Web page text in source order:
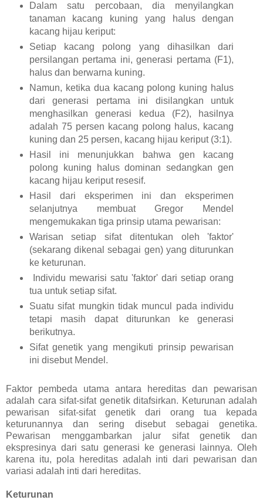
Dalam satu percobaan, dia menyilangkan
tanaman kacang kuning yang halus dengan
kacang hijau keriput:
Setiap kacang polong yang dihasilkan dari
persilangan pertama ini, generasi pertama (F1),
halus dan berwarna kuning.
Namun, ketika dua kacang polong kuning halus
dari generasi pertama ini disilangkan untuk
menghasilkan generasi kedua (F2), hasilnya
adalah 75 persen kacang polong halus, kacang
kuning dan 25 persen, kacang hijau keriput (3:1).
Hasil ini menunjukkan bahwa gen kacang
polong kuning halus dominan sedangkan gen
kacang hijau keriput resesif.
Hasil dari eksperimen ini dan eksperimen
selanjutnya membuat Gregor Mendel
mengemukakan tiga prinsip utama pewarisan:
Warisan setiap sifat ditentukan oleh 'faktor'
(sekarang dikenal sebagai gen) yang diturunkan
ke keturunan.
Individu mewarisi satu 'faktor' dari setiap orang
tua untuk setiap sifat.
Suatu sifat mungkin tidak muncul pada individu
tetapi masih dapat diturunkan ke generasi
berikutnya.
Sifat genetik yang mengikuti prinsip pewarisan
ini disebut Mendel.
Faktor pembeda utama antara hereditas dan pewarisan
adalah cara sifat-sifat genetik ditafsirkan. Keturunan adalah
pewarisan sifat-sifat genetik dari orang tua kepada
keturunannya dan sering disebut sebagai genetika.
Pewarisan menggambarkan jalur sifat genetik dan
ekspresinya dari satu generasi ke generasi lainnya. Oleh
karena itu, pola hereditas adalah inti dari pewarisan dan
variasi adalah inti dari hereditas.
Keturunan